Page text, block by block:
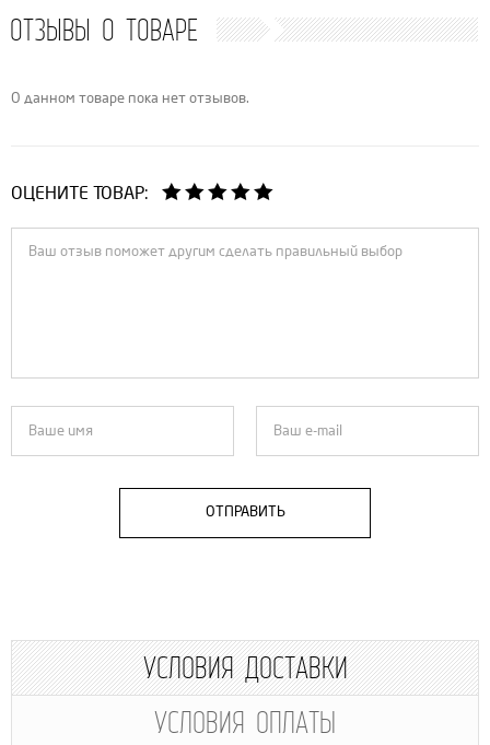
ОТЗЫВЫ О ТОВАРЕ
О данном товаре пока нет отзывов.
ОЦЕНИТЕ ТОВАР:
ОТПРАВИТЬ
УСЛОВИЯ ДОСТАВКИ
УСЛОВИЯ ОПЛАТЫ